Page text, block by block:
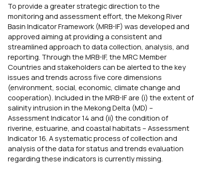
To provide a greater strategic direction to the
monitoring and assessment effort, the Mekong River
Basin Indicator Framework (MRB-IF) was developed and
approved aiming at providing a consistent and
streamlined approach to data collection, analysis, and
reporting. Through the MRB-IF, the MRC Member
Countries and stakeholders can be alerted to the key
issues and trends across five core dimensions
(environment, social, economic, climate change and
cooperation). Included in the MRB-IF are (i) the extent of
salinity intrusion in the Mekong Delta (MD) –
Assessment Indicator 14 and (ii) the condition of
riverine, estuarine, and coastal habitats – Assessment
Indicator 16. A systematic process of collection and
analysis of the data for status and trends evaluation
regarding these indicators is currently missing.